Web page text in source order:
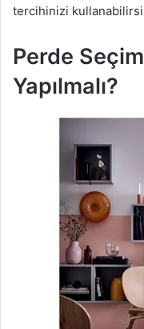
tercihinizi
Perde
Yapılmalı?